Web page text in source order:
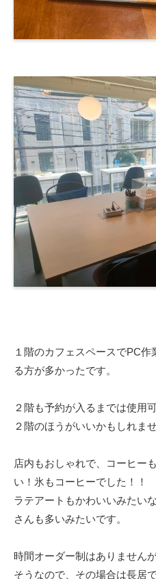
１階のカフェスペースでPC
る方が多かったです。
２階も予約が入るまでは使用
２階のほうがいいかもしれませ
店内もおしゃれで、コーヒー
い！氷もコーヒーでした！！
ラテアートもかわいいみたい
さんも多いみたいです。
時間オーダー制はありません
そうなので、その場合は長居